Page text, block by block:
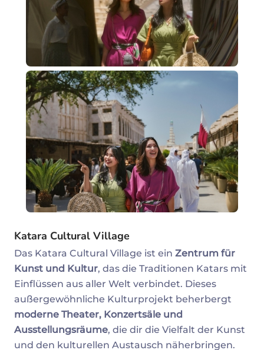
Katara Cultural Village
Das Katara Cultural Village ist ein Zentrum für
Kunst und Kultur, das die Traditionen Katars mit
Einflüssen aus aller Welt verbindet. Dieses
außergewöhnliche Kulturprojekt beherbergt
moderne Theater, Konzertsäle und
Ausstellungsräume, die dir die Vielfalt der Kunst
und den kulturellen Austausch näherbringen.